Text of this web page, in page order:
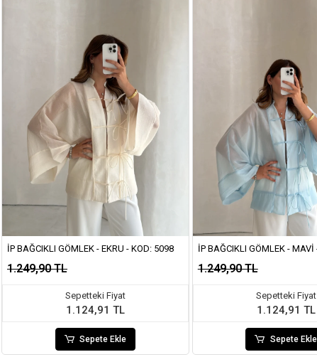
İP BAĞCIKLI GÖMLEK - EKRU - KOD: 5098
1.249,90 TL
Sepetteki Fiyat
1.124,91 TL
Sepete Ekle
İP BAĞCIKLI GÖMLEK -
1.249,90 TL
Sepetteki Fiyat
1.124,91 TL
Sepete Ekle